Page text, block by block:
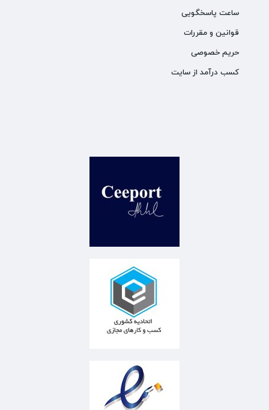
ساعت پاسخگویی
قوانین و مقررات
حریم خصوصی
کسب درآمد از سایت